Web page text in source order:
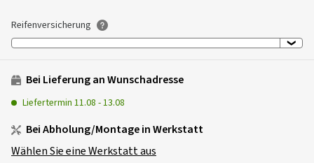
Reifenversicherung
Bei Lieferung an Wunschadresse
Liefertermin 11.08 -13.08
Bei Abholung/Montage in Werkstatt
Wählen Sie eine Werkstatt aus